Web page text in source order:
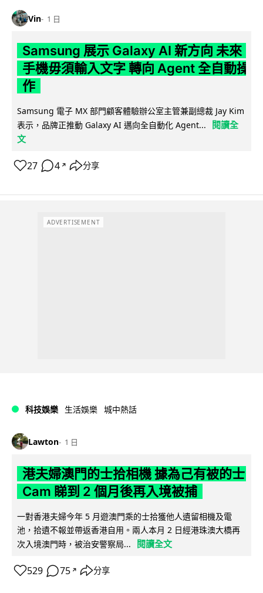
Vin 1 日
Samsung 展示 Galaxy AI 新方向 未來
手機毋須輸入文字 轉向 Agent 全自動操
作
Samsung 電子 MX 部門顧客體驗辦公室主管兼副總裁 Jay Kim
表示，品牌正推動 Galaxy AI 邁向全自動化 Agent...
閱讀全
文
27 4 ↗ 分享
ADVERTISEMENT
科技娛樂 生活娛樂 城中熱話
Lawton 1 日
港夫婦澳門的士拾相機 據為己有被的士
Cam 睇到 2 個月後再入境被捕
一對香港夫婦今年 5 月遊澳門乘的士拾獲他人遺留相機及電
池，拾遺不報並帶返香港自用。兩人本月 2 日經港珠澳大橋再
次入境澳門時，被治安警察局...
閱讀全文
529 75 ↗ 分享